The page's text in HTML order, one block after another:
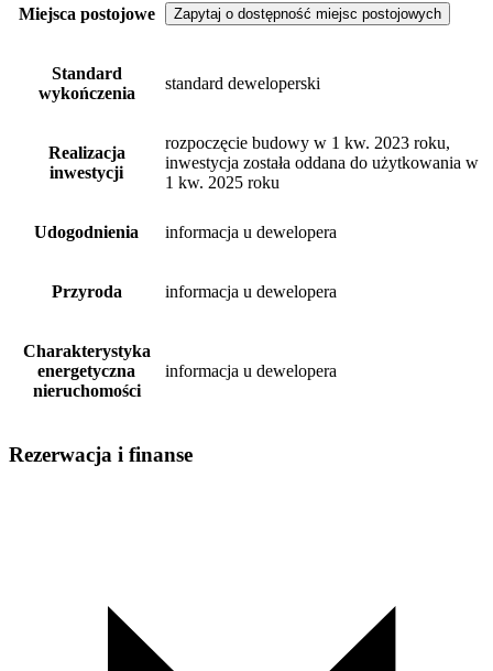
Miejsca postojowe Zapytaj o dostępność miejsc postojowych
Standard
wykończenia
standard deweloperski
Realizacja
inwestycji
rozpoczęcie budowy w 1 kw. 2023 roku,
inwestycja została oddana do użytkowania w
1 kw. 2025 roku
Udogodnienia informacja u dewelopera
Przyroda informacja u dewelopera
Charakterystyka
energetyczna
nieruchomości
informacja u dewelopera
Rezerwacja i finanse